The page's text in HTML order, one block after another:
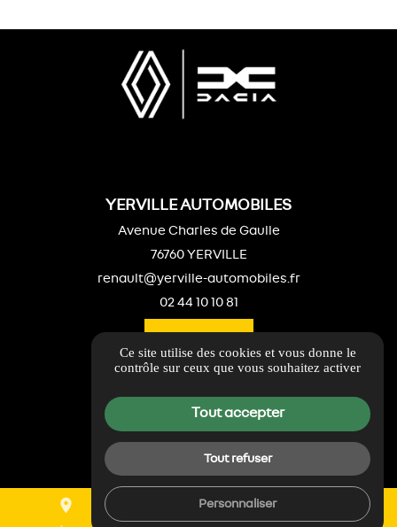
place mail
YERVILLE AUTOMOBILES
Avenue Charles de Gaulle
76760 YERVILLE
renault@yerville-automobiles.fr
02 44 10 10 81
Guide local
Informations complémentaires
Mentions légales
Gestion des cookies
Ce site utilise des cookies et vous donne le
contrôle sur ceux que vous souhaitez activer
Tout accepter
Tout refuser
Personnaliser